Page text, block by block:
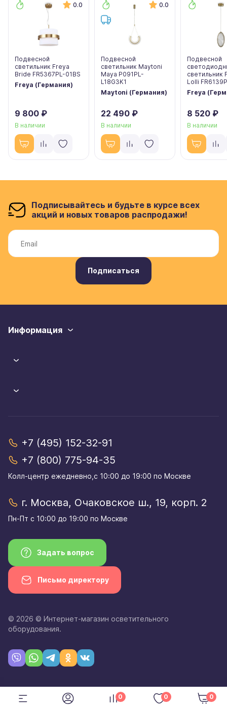
0.0
Подвесной
светильник Freya
Bride FR5367PL-01BS
Freya (Германия)
9 800 ₽
В наличии
0.0
Подвесной
светильник Maytoni
Maya P091PL-
L18G3K1
Maytoni (Германия)
22 490 ₽
В наличии
Подвесной
светильник
Lolli
Freya
8 520 ₽
В наличии
Подписывайтесь и будьте в курсе всех
акций и новых товаров распродажи!
Подписаться
Информация
+7 (495) 152-32-91
+7 (800) 775-94-35
Колл-центр eжедневно,с 10:00 до 19:00 по Москве
г. Москва, Очаковское ш., 19, корп. 2
Пн-Пт с 10:00 до 19:00 по Москве
Задать вопрос
Письмо директору
© 2026 © Интернет-магазин осветительного
оборудования.
0 0 0